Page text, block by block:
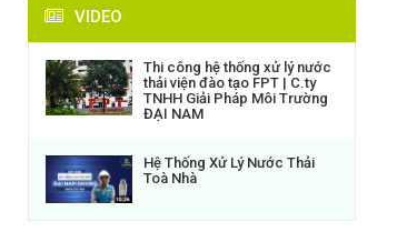
VIDEO
Thi công hệ thống xử lý nước
thải viện đào tạo FPT | C.ty
TNHH Giải Pháp Môi Trường
ĐẠI NAM
Hệ Thống Xử Lý Nước Thải
Toà Nhà